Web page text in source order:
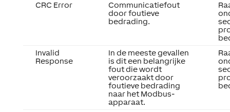
CRC Error
Communicatiefout
door foutieve
bedrading.
Invalid
Response
In de meeste gevallen
is dit een belangrijke
fout die wordt
veroorzaakt door
foutieve bedrading
naar het Modbus-
apparaat.